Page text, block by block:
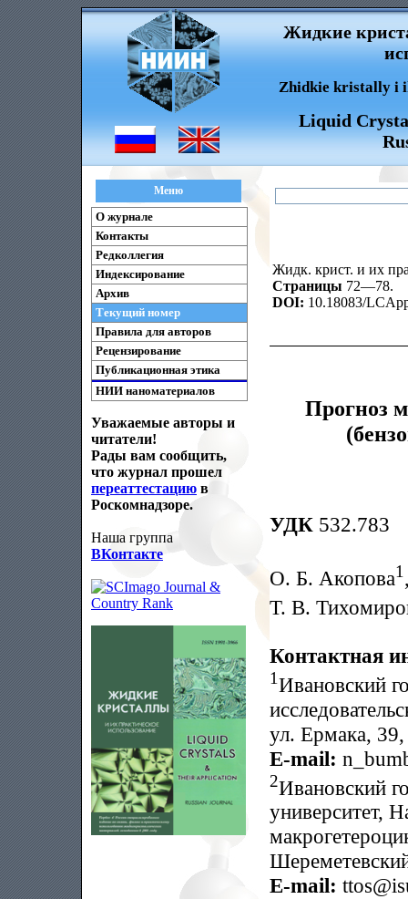
Жидкие
Zhidkie kristally i
Liquid
Меню
О журнале
Контакты
Редколлегия
Индексирование
Архив
Текущий номер
Правила для авторов
Рецензирование
Публикационная этика
НИИ наноматериалов
Уважаемые авторы и
читатели!
Рады вам сообщить,
что журнал прошел
переаттестацию в
Роскомнадзоре.
Наша группа
ВКонтакте
Жидк. крист. и их
Страницы 72—78.
DOI: 10.18083/
Прогноз
УДК532.783
О. Б. Акопова1
Т. В.
Контактная
1Ивановский
ул. Ермака,
E-mail:
2Ивановский
университет,
E-mail: